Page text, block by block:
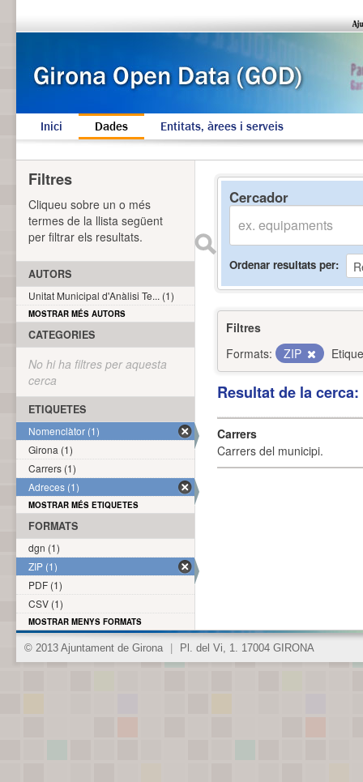
Inici Dades Entitats, àrees i serveis
Cercador
Ordenar resultats per
Filtres
Formats:
ZIP
Resultat de la
Carrers
Carrers del municipi.
Filtres
Cliqueu sobre un o més
termes de la llista següent
per filtrar els resultats.
AUTORS
Unitat Municipal d'Anàlisi Te... (1)
MOSTRAR MÉS AUTORS
CATEGORIES
No hi ha filtres per aquesta
cerca
ETIQUETES
Nomenclàtor (1)
Girona (1)
Carrers (1)
Adreces (1)
MOSTRAR MÉS ETIQUETES
FORMATS
dgn (1)
ZIP (1)
PDF (1)
CSV (1)
MOSTRAR MENYS FORMATS
© 2013 Ajuntament de Girona Pl. del Vi, 1. 17004 GIRONA